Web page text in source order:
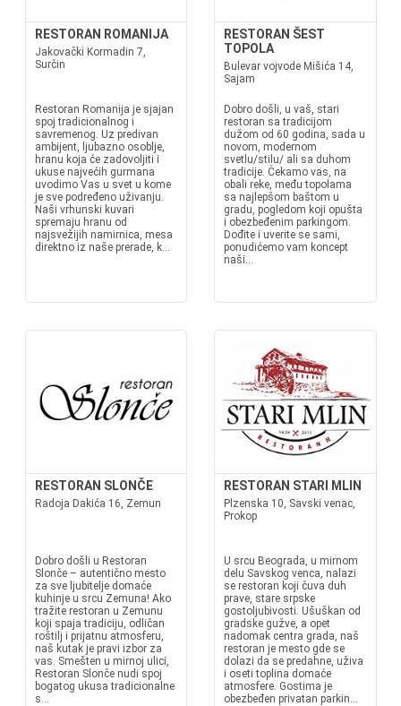
RESTORAN ROMANIJA
Jakovački Kormadin 7,
Surčin
Restoran Romanija je sjajan
spoj tradicionalnog i
savremenog. Uz predivan
ambijent, ljubazno osoblje,
hranu koja će zadovoljiti i
ukuse najvećih gurmana
uvodimo Vas u svet u kome
je sve podređeno uživanju.
Naši vrhunski kuvari
spremaju hranu od
najsvežijih namirnica, mesa
direktno iz naše prerade, k...
RESTORAN ŠEST
TOPOLA
Bulevar vojvode Mišića 14,
Sajam
Dobro došli, u vaš, stari
restoran sa tradicijom
dužom od 60 godina, sada u
novom, modernom
svetlu/stilu/ ali sa duhom
tradicije. Čekamo vas, na
obali reke, među topolama
sa najlepšom baštom u
gradu, pogledom koji opušta
i obezbeđenim parkingom.
Dođite i uverite se sami,
ponudićemo vam koncept
naši...
RESTORAN SLONČE
Radoja Dakića 16, Zemun
Dobro došli u Restoran
Slonče – autentično mesto
za sve ljubitelje domaće
kuhinje u srcu Zemuna! Ako
tražite restoran u Zemunu
koji spaja tradiciju, odličan
roštilj i prijatnu atmosferu,
naš kutak je pravi izbor za
vas. Smešten u mirnoj ulici,
Restoran Slonče nudi spoj
bogatog ukusa tradicionalne
s...
RESTORAN STARI MLIN
Plzenska 10, Savski venac,
Prokop
U srcu Beograda, u mirnom
delu Savskog venca, nalazi
se restoran koji čuva duh
prave, stare srpske
gostoljubivosti. Ušuškan od
gradske gužve, a opet
nadomak centra grada, naš
restoran je mesto gde se
dolazi da se predahne, uživa
i oseti toplina domaće
atmosfere. Gostima je
obezbeđen privatan parkin...